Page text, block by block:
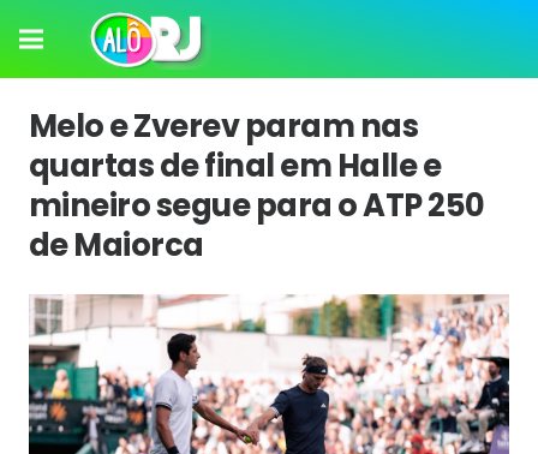
Melo e Zverev param nas
quartas de final em Halle e
mineiro segue para o ATP 250
de Maiorca